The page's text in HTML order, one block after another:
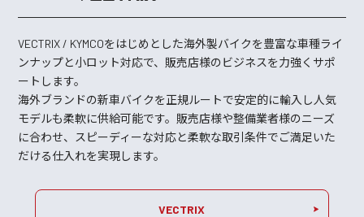
VECTRIX / KYMCOをはじめとした海外製バイクを豊富な車種ライ
ンナップと小ロット対応で、販売店様のビジネスを力強くサポ
ートします。
海外ブランドの新車バイクを正規ルートで安定的に輸入し人気
モデルも柔軟に供給可能です。販売店様や整備業者様のニーズ
に合わせ、スピーディーな対応と柔軟な取引条件でご満足いた
だける仕入れを実現します。
VECTRIX